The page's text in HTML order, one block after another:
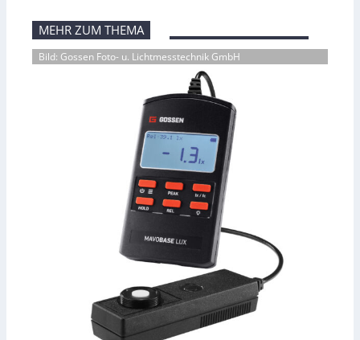
MEHR ZUM THEMA
Bild: Gossen Foto- u. Lichtmesstechnik GmbH